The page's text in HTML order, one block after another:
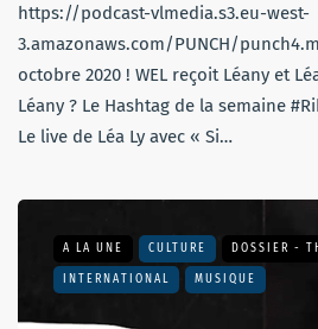
https://podcast-vlmedia.s3.eu-west-
3.amazonaws.com/PUNCH/
octobre 2020 ! WEL reçoit Léany et
Léany ? Le Hashtag de la semaine
Le live de Léa Ly avec « Si…
A LA UNE CULTURE DOSSIER -
INTERNATIONAL MUSIQUE